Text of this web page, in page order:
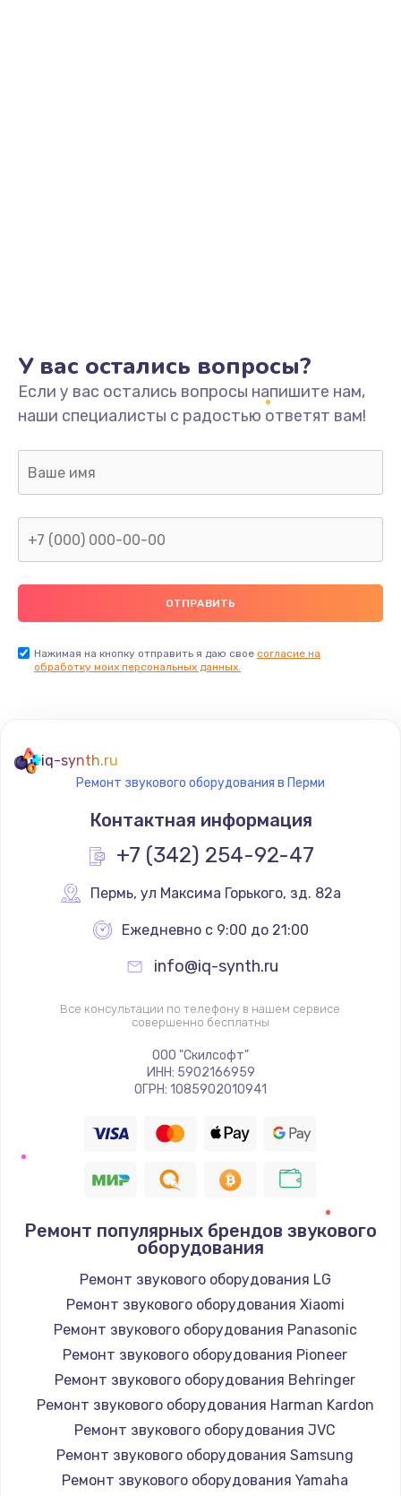
У вас остались вопросы?
Если у вас остались вопросы напишите нам,
наши специалисты с радостью ответят вам!
Нажимая на кнопку отправить я даю свое согласие на
обработку моих персональных данных.
iq-synth.ru
Ремонт звукового оборудования в Перми
Контактная информация
+7 (342) 254-92-47
Пермь, ул Максима Горького, зд. 82а
Ежедневно с 9:00 до 21:00
info@iq-synth.ru
Все консультации по телефону в нашем сервисе
совершенно бесплатны
ООО "Скилсофт"
ИНН: 5902166959
ОГРН: 1085902010941
Ремонт популярных брендов звукового
оборудования
Ремонт звукового оборудования LG
Ремонт звукового оборудования Xiaomi
Ремонт звукового оборудования Panasonic
Ремонт звукового оборудования Pioneer
Ремонт звукового оборудования Behringer
Ремонт звукового оборудования Harman Kardon
Ремонт звукового оборудования JVC
Ремонт звукового оборудования Samsung
Ремонт звукового оборудования Yamaha